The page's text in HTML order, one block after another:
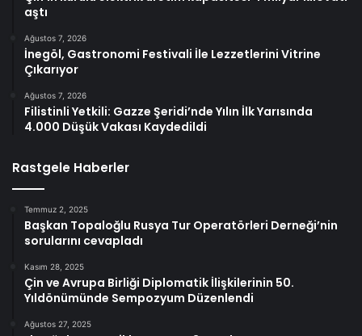
aştı
Ağustos 7, 2026
İnegöl, Gastronomi Festivali İle Lezzetlerini Vitrine
Çıkarıyor
Ağustos 7, 2026
Filistinli Yetkili: Gazze Şeridi’nde Yılın İlk Yarısında
4.000 Düşük Vakası Kaydedildi
Rastgele Haberler
Temmuz 2, 2025
Başkan Topaloğlu Rusya Tur Operatörleri Derneği’nin
sorularını cevapladı
Kasım 28, 2025
Çin ve Avrupa Birliği Diplomatik İlişkilerinin 50.
Yıldönümünde Sempozyum Düzenlendi
Ağustos 27, 2025